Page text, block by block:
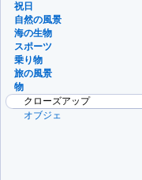
祝日
自然の風景
海の生物
スポーツ
乗り物
旅の風景
物
クローズアップ
オブジェ